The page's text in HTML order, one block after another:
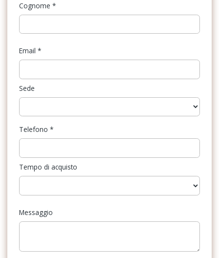
Cognome *
Email *
Sede
Telefono *
Tempo di acquisto
Messaggio